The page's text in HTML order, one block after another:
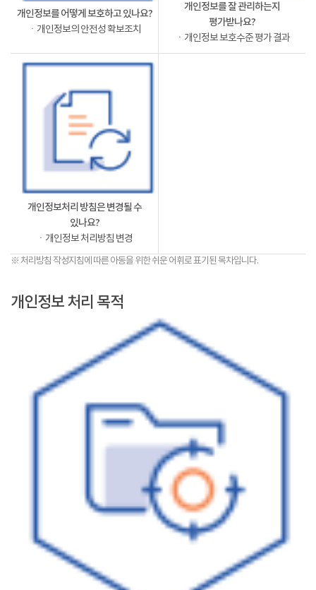
개인정보를 어떻게 보호하고 있나요?
ㆍ개인정보의 안전성 확보조치
개인정보를 잘 관리하는지
평가받나요?
ㆍ개인정보 보호수준 평가 결과
개인정보처리 방침은 변경될 수
있나요?
ㆍ개인정보 처리방침 변경
※ 처리방침 작성지침에 따른 아동을 위한 쉬운 어휘로 표기된 목차입니다.
개인정보 처리 목적